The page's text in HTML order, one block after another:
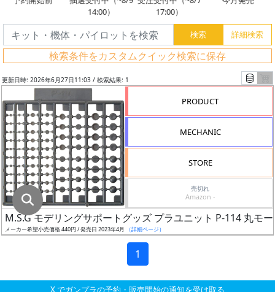
14:00）
17:00）
検索条件をカスタムクイック検索に保存
グ
レ
ス
ケ
ー
ル
成
形
更新日時: 2026年6月27日11:03 / 検索結果: 1
PRODUCT
MECHANIC
STORE
売切れ
Amazon -
M.S.G モデリングサポートグッズ プラユニット P-114 丸モ
メーカー希望小売価格 440円 / 発売日 2023年4月 （詳細ページ）
1
X でガンプラの予約・販売開始の通知を受け取る